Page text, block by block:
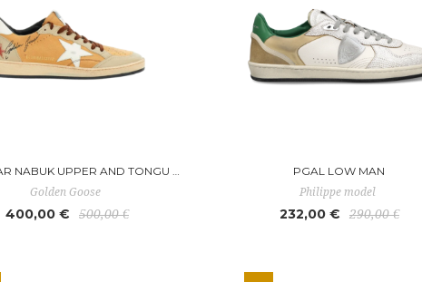
Golden Goose
400,00 € 500,00 €
PGAL LOW MAN
Philippe model
232,00 € 290,00 €